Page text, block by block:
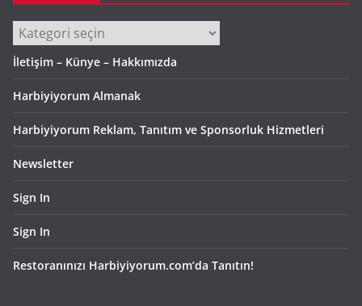
Kategoriler
İletişim – Künye – Hakkımızda
Harbiyiyorum Almanak
Harbiyiyorum Reklam, Tanıtım ve Sponsorluk Hizmetleri
Newsletter
Sign In
Sign In
Restoranınızı Harbiyiyorum.com’da Tanıtın!